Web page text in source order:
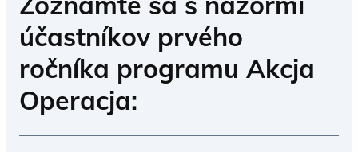
účastníkov prvého
ročníka programu Akcja
Operacja: